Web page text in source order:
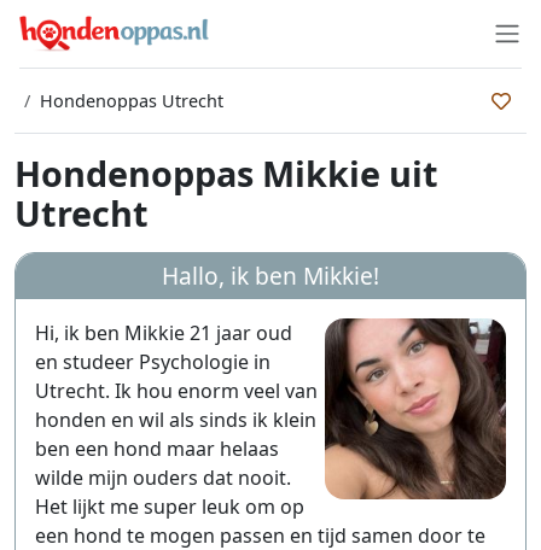
Hondenoppas Utrecht
Hondenoppas Mikkie uit
Utrecht
Hallo, ik ben Mikkie!
Hi, ik ben Mikkie 21 jaar oud
en studeer Psychologie in
Utrecht. Ik hou enorm veel van
honden en wil als sinds ik klein
ben een hond maar helaas
wilde mijn ouders dat nooit.
Het lijkt me super leuk om op
een hond te mogen passen en tijd samen door te